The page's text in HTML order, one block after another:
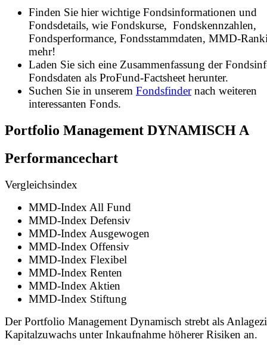
Finden Sie hier wichtige Fondsinformationen und
Fondsdetails, wie Fondskurse, Fondskennzahlen,
Fondsperformance, Fondsstammdaten, MMD-
mehr!
Laden Sie sich eine Zusammenfassung der
Fondsdaten als ProFund-Factsheet herunter.
Suchen Sie in unserem Fondsfindernach weiteren
interessanten Fonds.
Portfolio Management DYNAMISCH A
Performancechart
Vergleichsindex
MMD-Index All Fund
MMD-Index Defensiv
MMD-Index Ausgewogen
MMD-Index Offensiv
MMD-Index Flexibel
MMD-Index Renten
MMD-Index Aktien
MMD-Index Stiftung
Der Portfolio Management Dynamisch strebt als
Kapitalzuwachs unter Inkaufnahme höherer Risiken an.